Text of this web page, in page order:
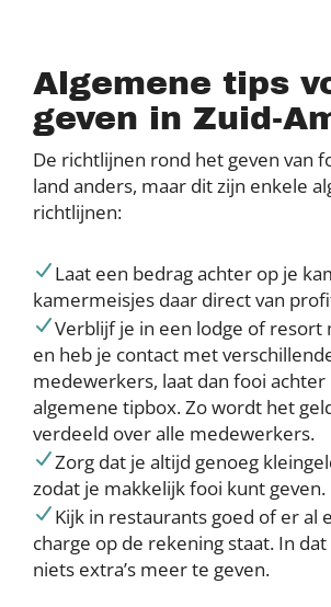
Algemene tips
geven in Zuid-
De richtlijnen rond het geven van
land anders, maar dit zijn enkele
richtlijnen:
Laat een bedrag achter op je
kamermeisjes daar direct van
Verblijf je in een lodge of
en heb je contact met
medewerkers, laat dan fooi achter
algemene tipbox. Zo wordt het
verdeeld over alle medewerkers.
Zorg dat je altijd genoeg
zodat je makkelijk fooi kunt geven.
Kijk in restaurants goed of er al
charge op de rekening staat. In
niets extra’s meer te geven.